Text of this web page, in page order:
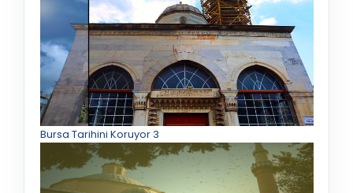
Bursa Tarihini Koruyor 3